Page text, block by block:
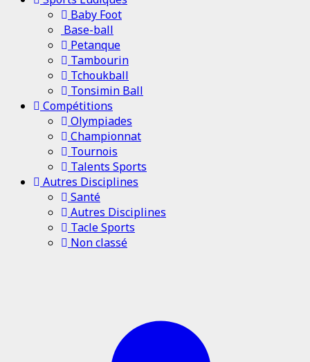
Baby Foot
Base-ball
Petanque
Tambourin
Tchoukball
Tonsimin Ball
Compétitions
Olympiades
Championnat
Tournois
Talents Sports
Autres Disciplines
Santé
Autres Disciplines
Tacle Sports
Non classé